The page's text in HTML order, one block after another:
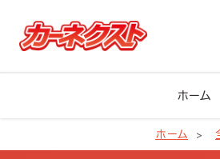
ホーム
ホーム